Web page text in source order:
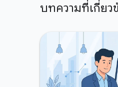
บทความที่เกี่ยว